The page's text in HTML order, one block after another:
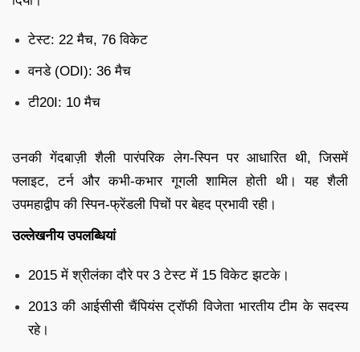
टेस्ट: 22 मैच, 76 विकेट
वनडे (ODI): 36 मैच
टी20I: 10 मैच
उनकी गेंदबाज़ी शैली पारंपरिक लेग-स्पिन पर आधारित थी, जिसमें
फ्लाइट, टर्न और कभी-कभार गूगली शामिल होती थी। यह शैली
उपमहाद्वीप की स्पिन-फ्रेंडली पिचों पर बेहद प्रभावी रही।
उल्लेखनीय उपलब्धियां
2015 में श्रीलंका दौरे पर 3 टेस्ट में 15 विकेट झटके।
2013 की आईसीसी चैंपियंस ट्रॉफी विजेता भारतीय टीम के सदस्य
रहे।